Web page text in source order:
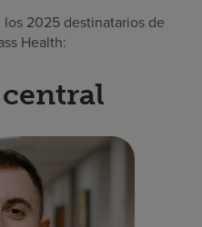
2025 destinatarios de
Health: